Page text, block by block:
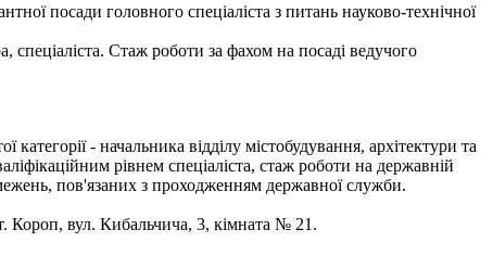
посади головного спеціаліста з питань науково-технічної
спеціаліста. Стаж роботи за фахом на посаді ведучого
- начальника відділу містобудування, архітектури та
рівнем спеціаліста, стаж роботи на державній
пов'язаних з проходженням державної служби.
Короп, вул. Кибальчича, 3, кімната № 21.